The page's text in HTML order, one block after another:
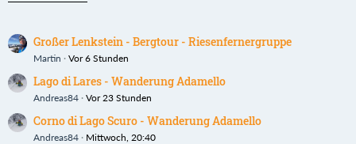
Großer Lenkstein - Bergtour - Riesenfernergruppe
Martin Vor 6 Stunden
Lago di Lares - Wanderung Adamello
Andreas84 Vor 23 Stunden
Corno di Lago Scuro - Wanderung Adamello
Andreas84 Mittwoch, 20:40